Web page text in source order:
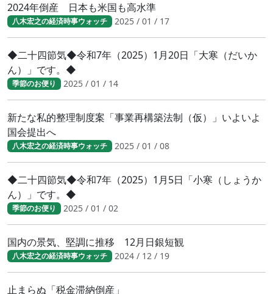
2024年倒産 日本も米国も高水準
八木宏之の経済時事ウォッチ 2025 / 01 / 17
◆二十四節気◆令和7年（2025）1月20日「大寒（だいか
ん）」です。◆
季節のお便り 2025 / 01 / 14
新たな私的整理制度案「事業再構築法制（仮）」いよいよ
国会提出へ
八木宏之の経済時事ウォッチ 2025 / 01 / 08
◆二十四節気◆令和7年（2025）1月5日「小寒（しょうか
ん）」です。◆
季節のお便り 2025 / 01 / 02
国内の景気、堅調に推移 12月日銀短観
八木宏之の経済時事ウォッチ 2024 / 12 / 19
止まらぬ「税金滞納倒産」